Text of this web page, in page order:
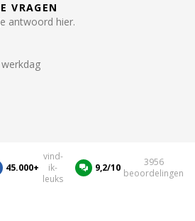
VRAGEN
antwoord hier.
45.000+
vind-
ik-
leuks
9,2/10
3956
beoordelingen